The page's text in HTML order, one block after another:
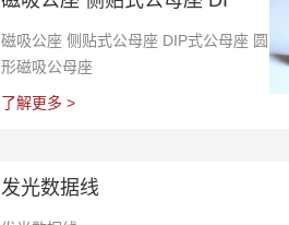
磁吸公座 侧贴式公母座 DIP式公母座 圆
形磁吸公母座
了解更多 >
发光数据线